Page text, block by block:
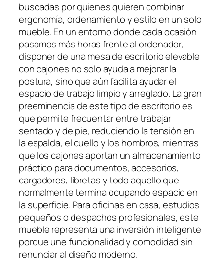
buscadas por quienes quieren combinar
ergonomía, ordenamiento y estilo en un solo
mueble. En un entorno donde cada ocasión
pasamos más horas frente al ordenador,
disponer de una mesa de escritorio elevable
con cajones no solo ayuda a mejorar la
postura, sino que aún facilita ayudar el
espacio de trabajo limpio y arreglado. La gran
preeminencia de este tipo de escritorio es
que permite frecuentar entre trabajar
sentado y de pie, reduciendo la tensión en
la espalda, el cuello y los hombros, mientras
que los cajones aportan un almacenamiento
práctico para documentos, accesorios,
cargadores, libretas y todo aquello que
normalmente termina ocupando espacio en
la superficie. Para oficinas en casa, estudios
pequeños o despachos profesionales, este
mueble representa una inversión inteligente
porque une funcionalidad y comodidad sin
renunciar al diseño moderno.